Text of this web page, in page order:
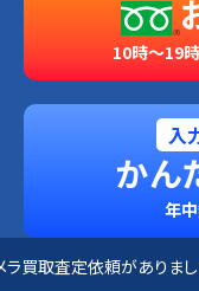
10時～19
入
かん
年
た。 2026年8月8日 札